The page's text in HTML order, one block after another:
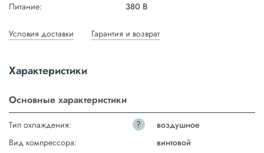
Питание:
380 В
Условия доставки Гарантия и возврат
Характеристики
Основные характеристики
Тип охлаждения: ?
воздушное
Вид компрессора:
винтовой